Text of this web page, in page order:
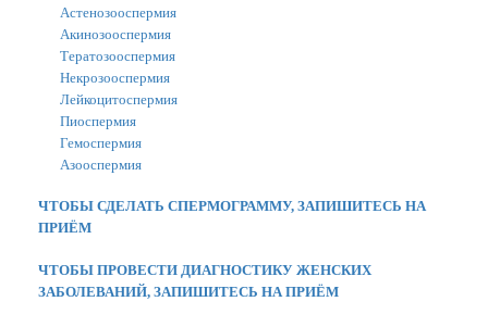
Астенозооспермия
Акинозооспермия
Тератозооспермия
Некрозооспермия
Лейкоцитоспермия
Пиоспермия
Гемоспермия
Азооспермия
ЧТОБЫ СДЕЛАТЬ СПЕРМОГРАММУ, ЗАПИШИТЕСЬ НА
ПРИЁМ
ЧТОБЫ ПРОВЕСТИ ДИАГНОСТИКУ ЖЕНСКИХ
ЗАБОЛЕВАНИЙ, ЗАПИШИТЕСЬ НА ПРИЁМ